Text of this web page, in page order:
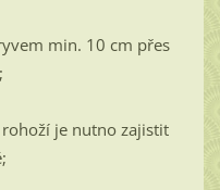
min. 10 cm přes
je nutno zajistit